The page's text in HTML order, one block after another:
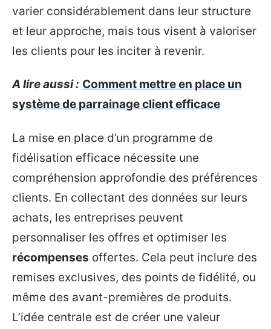
varier considérablement dans leur structure
et leur approche, mais tous visent à valoriser
les clients pour les inciter à revenir.
A lire aussi : Comment mettre en place un
système de parrainage client efficace
La mise en place d’un programme de
fidélisation efficace nécessite une
compréhension approfondie des préférences
clients. En collectant des données sur leurs
achats, les entreprises peuvent
personnaliser les offres et optimiser les
récompenses offertes. Cela peut inclure des
remises exclusives, des points de fidélité, ou
même des avant-premières de produits.
L’idée centrale est de créer une valeur